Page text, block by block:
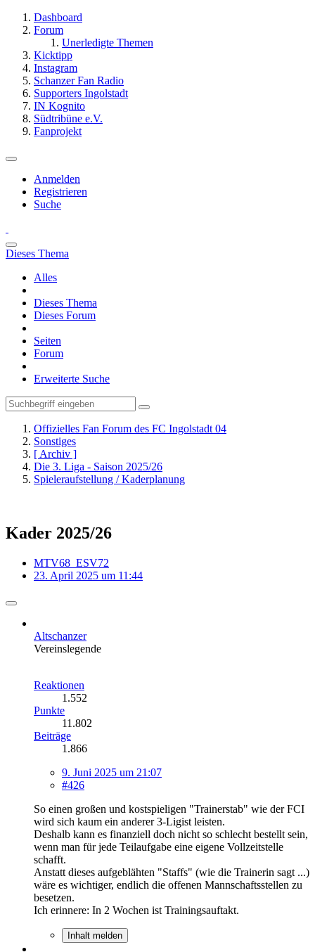
Dashboard
Forum
Unerledigte Themen
Kicktipp
Instagram
Schanzer Fan Radio
Supporters Ingolstadt
IN Kognito
Südtribüne e.V.
Fanprojekt
Anmelden
Registrieren
Suche
Dieses Thema
Alles
Dieses Thema
Dieses Forum
Seiten
Forum
Erweiterte Suche
Offizielles Fan Forum des FC Ingolstadt 04
Sonstiges
[ Archiv ]
Die 3. Liga - Saison 2025/26
Spieleraufstellung / Kaderplanung
Kader 2025/26
MTV68_ESV72
23. April 2025 um 11:44
Altschanzer
Vereinslegende
Reaktionen
1.552
Punkte
11.802
Beiträge
1.866
9. Juni 2025 um 21:07
#426
So einen großen und kostspieligen "Trainerstab" wie der FCI
wird sich kaum ein anderer 3-Ligist leisten.
Deshalb kann es finanziell doch nicht so schlecht bestellt sein,
wenn man für jede Teilaufgabe eine eigene Vollzeitstelle
schafft.
Anstatt dieses aufgeblähten "Staffs" (wie die Trainerin sagt ...)
wäre es wichtiger, endlich die offenen Mannschaftsstellen zu
besetzen.
Ich erinnere: In 2 Wochen ist Trainingsauftakt.
Inhalt melden